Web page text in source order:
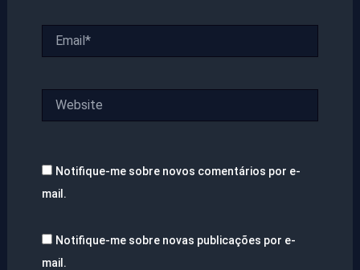
Notifique-me sobre novos comentários por e-
mail.
Notifique-me sobre novas publicações por e-
mail.